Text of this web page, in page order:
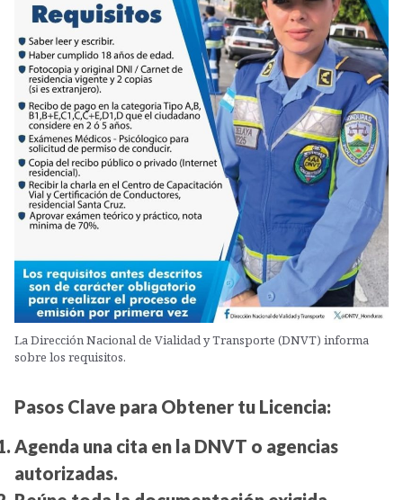
La Dirección Nacional de Vialidad y Transporte (DNVT) informa
sobre los requisitos.
Pasos Clave para Obtener tu Licencia:
Agenda una cita en la DNVT o agencias
autorizadas.